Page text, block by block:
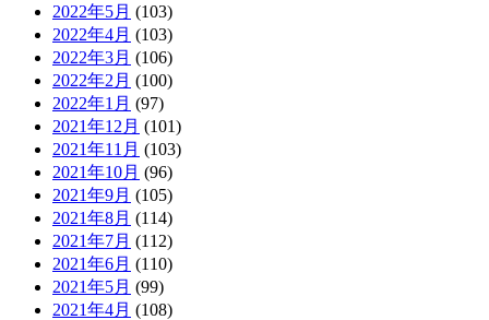
2022年5月 (103)
2022年4月 (103)
2022年3月 (106)
2022年2月 (100)
2022年1月 (97)
2021年12月 (101)
2021年11月 (103)
2021年10月 (96)
2021年9月 (105)
2021年8月 (114)
2021年7月 (112)
2021年6月 (110)
2021年5月 (99)
2021年4月 (108)